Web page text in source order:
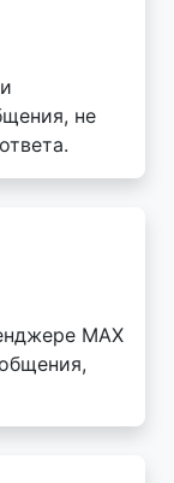
не
MAX